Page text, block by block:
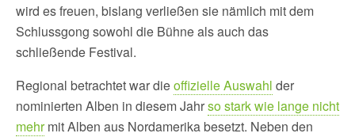
wird es freuen, bislang verließen sie nämlich mit dem
Schlussgong sowohl die Bühne als auch das
schließende Festival.
Regional betrachtet war dieoffizielle Auswahl der
nominierten Alben in diesem Jahrso stark wie lange nicht
mehrmit Alben aus Nordamerika besetzt. Neben den